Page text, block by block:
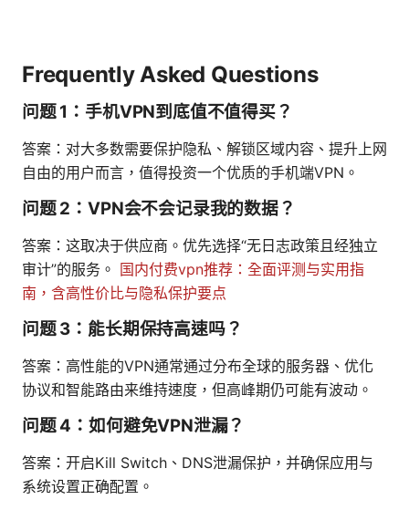
Frequently Asked Questions
问题 1：手机VPN到底值不值得买？
答案：对大多数需要保护隐私、解锁区域内容、提升上网
自由的用户而言，值得投资一个优质的手机端VPN。
问题 2：VPN会不会记录我的数据？
答案：这取决于供应商。优先选择“无日志政策且经独立
审计”的服务。 国内付费vpn推荐：全面评测与实用指
南，含高性价比与隐私保护要点
问题 3：能长期保持高速吗？
答案：高性能的VPN通常通过分布全球的服务器、优化
协议和智能路由来维持速度，但高峰期仍可能有波动。
问题 4：如何避免VPN泄漏？
答案：开启Kill Switch、DNS泄漏保护，并确保应用与
系统设置正确配置。